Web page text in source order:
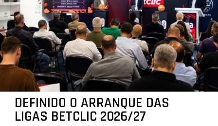
DEFINIDO O ARRANQUE DAS
LIGAS BETCLIC 2026/27